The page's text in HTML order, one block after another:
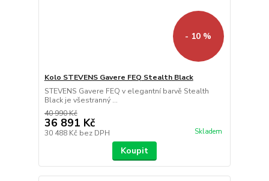
- 10 %
Kolo STEVENS Gavere FEQ Stealth Black
STEVENS Gavere FEQ v elegantní barvě Stealth
Black je všestranný ...
40 990 Kč
36 891 Kč
30 488 Kč bez DPH Skladem
Koupit